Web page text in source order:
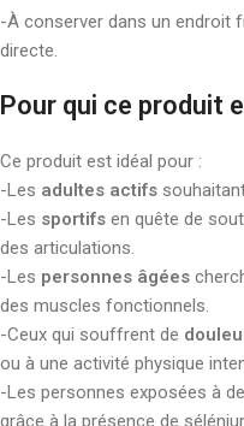
-À conserver dans un endroit
directe.
Pour qui ce produit
Ce produit est idéal pour :
-Les adultes actifs
-Les sportifs en quête de
des articulations.
-Les personnes âgées
des muscles fonctionnels.
-Ceux qui souffrent de
ou à une activité physique
-Les personnes exposées à